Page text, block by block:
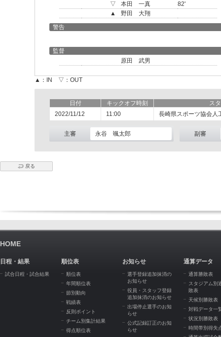
▽
本田 一真
82'
▲
野田 大翔
警告
監督
原田 武男
▲：IN ▽：OUT
日付 キックオフ時刻
ス
2022/11/12
11:00 長崎県スポーツ協会人
主審 永谷 颯太郎 副審
戻る
HOME
日程・結果
試合日程・試合結果
順位表
順位表
年間順位表
節別動向
戦績表
反則ポイント
チーム別集計結果
得点順位表
お知らせ
選手登録追加抹消の
お知らせ
役員・スタッフ登録
追加抹消のお知らせ
出場停止選手のお知
らせ
公式記録訂正のお知
らせ
通算データ
通算勝敗表
スタジアム別
敗表
天候別勝敗表
対戦データ一
状況別勝敗表
時間帯別得失